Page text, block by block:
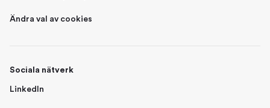
Ändra val av cookies
Sociala nätverk
LinkedIn